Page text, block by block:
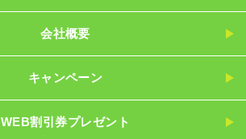
会社概要
キャンペーン
WEB割引券プレゼント